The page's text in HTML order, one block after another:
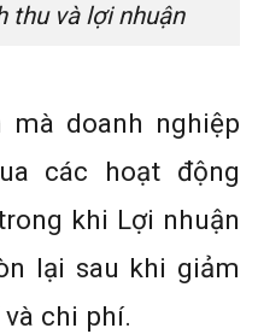
thu và lợi nhuận
doanh nghiệp
các hoạt động
khi Lợi nhuận
lại sau khi giảm
chi phí.